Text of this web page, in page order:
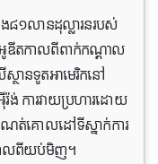
៨១លានដុល្លារនរបស់
អូឌីតកាលពីពាក់កណ្តាល
ថានទូតអាមេរិកនៅ
រ៉ង់ ការវាយប្រហារដោយ
ណត់គោលដៅទីស្នាក់ការ
ាលពីយប់មិញ។